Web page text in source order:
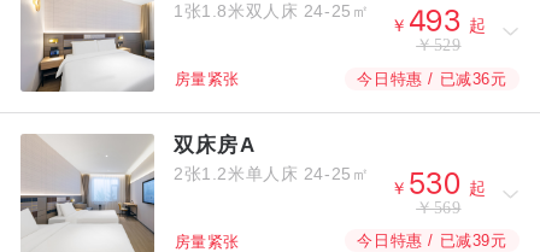
1张1.8米双人床 24-25㎡
￥  起
￥529
房量紧张 今日特惠 / 已减36元
双床房A
2张1.2米单人床 24-25㎡
￥ 
起
￥569
房量紧张 今日特惠 / 已减39元